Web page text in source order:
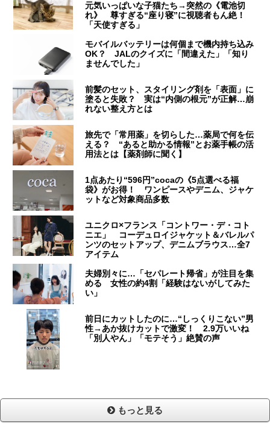
元気いっぱいな子猫たち→突然の《電池切
れ》 尊すぎる“座り寝”に視聴者もん絶！
「天使すぎる」
モバイルバッテリーは何個まで機内持ち込み
OK？ JALのクイズに「間違えた」「知り
ませんでした」
前髪のセット、スタイリング剤を「表面」に
塗ると失敗？ 実は“内側の根元”が正解…崩
れない整え方とは
旅先で「常用薬」を切らした…薬局で何を伝
える？ “あると助かる情報”とお薬手帳の活
用法とは【薬剤師に聞く】
1点あたり“596円”cocaの《5点選べる福
袋》がお得！ ワンピースやデニム、ジャケ
ットなど対象商品多数
ユニクロ×フランス「コントワー・デ・コト
ニエ」 コーデュロイジャケット＆バレルパ
ンツのセットアップ、デニムブラウス…全7
アイテム
夫婦別々に…「セパレート帰省」が注目を集
める 女性の約4割「経験はないがしてみた
い」
前日にカットしたのに…“しっくりこない”男
性→あか抜けカットで激変！ 2.9万いいね
「別人やん」「モテそう」絶賛の声
もっと見る